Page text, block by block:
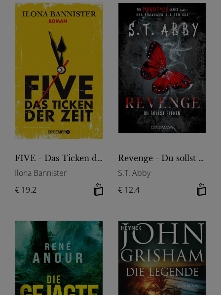
FIVE - Das Ticken der Zeit
Ilona Bannister
€ 19.2
Revenge - Du sollst flehen
S.T. Abby
€ 12.4